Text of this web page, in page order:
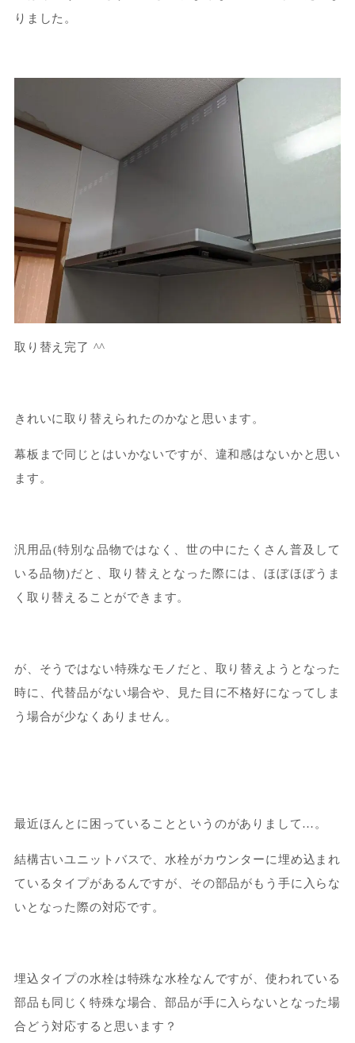
りました。
取り替え完了 ^^
きれいに取り替えられたのかなと思います。
幕板まで同じとはいかないですが、違和感はないかと思い
ます。
汎用品(特別な品物ではなく、世の中にたくさん普及して
いる品物)だと、取り替えとなった際には、ほぼほぼうま
く取り替えることができます。
が、そうではない特殊なモノだと、取り替えようとなった
時に、代替品がない場合や、見た目に不格好になってしま
う場合が少なくありません。
最近ほんとに困っていることというのがありまして…。
結構古いユニットバスで、水栓がカウンターに埋め込まれ
ているタイプがあるんですが、その部品がもう手に入らな
いとなった際の対応です。
埋込タイプの水栓は特殊な水栓なんですが、使われている
部品も同じく特殊な場合、部品が手に入らないとなった場
合どう対応すると思います？